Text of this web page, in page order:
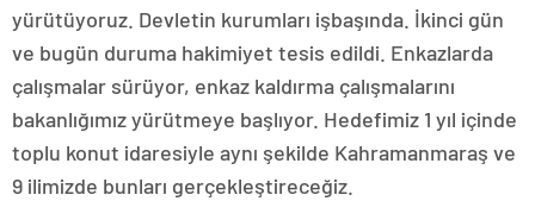
yürütüyoruz. Devletin kurumları işbaşında. İkinci gün
ve bugün duruma hakimiyet tesis edildi. Enkazlarda
çalışmalar sürüyor, enkaz kaldırma çalışmalarını
bakanlığımız yürütmeye başlıyor. Hedefimiz 1 yıl içinde
toplu konut idaresiyle aynı şekilde Kahramanmaraş ve
9 ilimizde bunları gerçekleştireceğiz.